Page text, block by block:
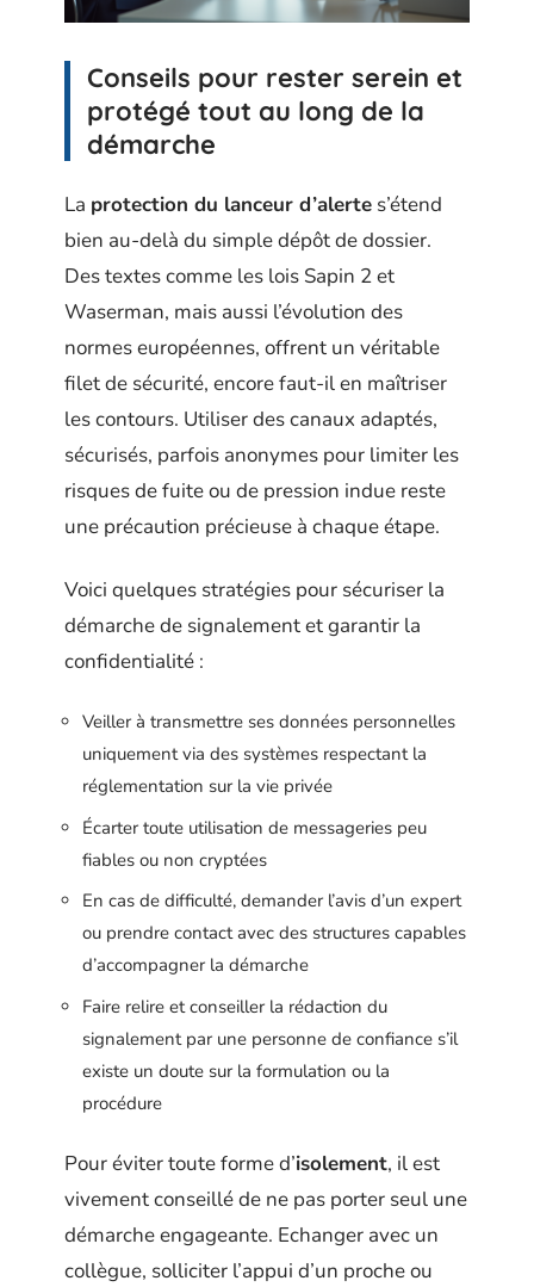
Conseils pour rester serein et
protégé tout au long de la
démarche
La protection du lanceur d’alerte s’étend
bien au-delà du simple dépôt de dossier.
Des textes comme les lois Sapin 2 et
Waserman, mais aussi l’évolution des
normes européennes, offrent un véritable
filet de sécurité, encore faut-il en maîtriser
les contours. Utiliser des canaux adaptés,
sécurisés, parfois anonymes pour limiter les
risques de fuite ou de pression indue reste
une précaution précieuse à chaque étape.
Voici quelques stratégies pour sécuriser la
démarche de signalement et garantir la
confidentialité :
Veiller à transmettre ses données personnelles
uniquement via des systèmes respectant la
réglementation sur la vie privée
Écarter toute utilisation de messageries peu
fiables ou non cryptées
En cas de difficulté, demander l’avis d’un expert
ou prendre contact avec des structures capables
d’accompagner la démarche
Faire relire et conseiller la rédaction du
signalement par une personne de confiance s’il
existe un doute sur la formulation ou la
procédure
Pour éviter toute forme d’isolement, il est
vivement conseillé de ne pas porter seul une
démarche engageante. Echanger avec un
collègue, solliciter l’appui d’un proche ou